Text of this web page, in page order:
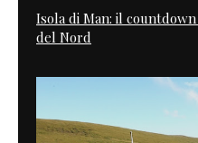
Isola di Man: il
del Nord